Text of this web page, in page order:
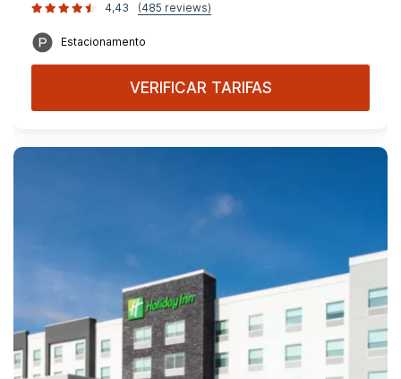
4,43
(485 reviews)
Estacionamento
VERIFICAR TARIFAS